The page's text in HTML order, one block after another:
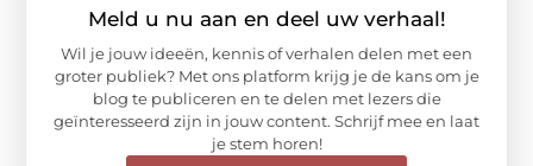
Meld u nu aan en deel uw verhaal!
Wil je jouw ideeën, kennis of verhalen delen met een
groter publiek? Met ons platform krijg je de kans om je
blog te publiceren en te delen met lezers die
geïnteresseerd zijn in jouw content. Schrijf mee en laat
je stem horen!